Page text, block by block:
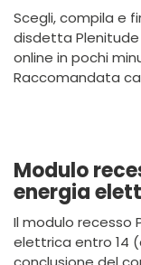
Scegli, compila e
disdetta
online in pochi
Raccomandata
Modulo
energia
Il modulo recesso
elettrica entro 14